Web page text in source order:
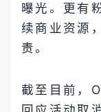
曝光。更有
续商业资源
责。
截至目前，